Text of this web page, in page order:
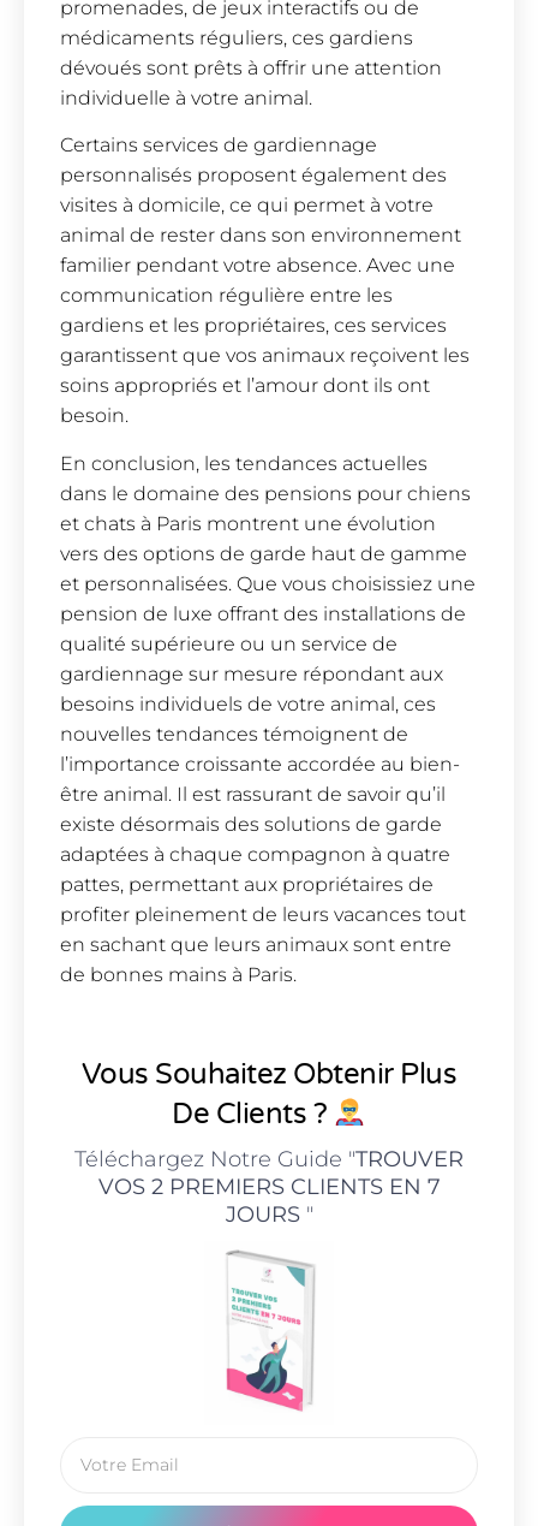
promenades, de jeux interactifs ou de
médicaments réguliers, ces gardiens
dévoués sont prêts à offrir une attention
individuelle à votre animal.
Certains services de gardiennage
personnalisés proposent également des
visites à domicile, ce qui permet à votre
animal de rester dans son environnement
familier pendant votre absence. Avec une
communication régulière entre les
gardiens et les propriétaires, ces services
garantissent que vos animaux reçoivent les
soins appropriés et l’amour dont ils ont
besoin.
En conclusion, les tendances actuelles
dans le domaine des pensions pour chiens
et chats à Paris montrent une évolution
vers des options de garde haut de gamme
et personnalisées. Que vous choisissiez une
pension de luxe offrant des installations de
qualité supérieure ou un service de
gardiennage sur mesure répondant aux
besoins individuels de votre animal, ces
nouvelles tendances témoignent de
l’importance croissante accordée au bien-
être animal. Il est rassurant de savoir qu’il
existe désormais des solutions de garde
adaptées à chaque compagnon à quatre
pattes, permettant aux propriétaires de
profiter pleinement de leurs vacances tout
en sachant que leurs animaux sont entre
de bonnes mains à Paris.
Vous Souhaitez Obtenir Plus
De Clients ?
Téléchargez Notre Guide "TROUVER
VOS 2 PREMIERS CLIENTS EN 7
JOURS"